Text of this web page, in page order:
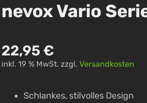
nevox Vario
22,95 €
inkl. 19 % MwSt. zzgl. Versandkosten
Schlankes, stilvolles Design